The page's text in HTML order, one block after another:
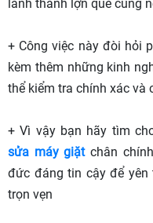
lành thành lợn què cũng
+ Công việc này đòi hỏi
kèm thêm những kinh
thể kiểm tra chính xác và
+ Vì vậy bạn hãy tìm
sửa máy giặtchân
đức đáng tin cậy để yên
trọn vẹn